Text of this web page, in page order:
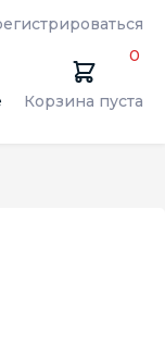
Корзина пуста
0